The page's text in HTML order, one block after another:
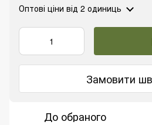
Оптові ціни від 2 одиниць
Замовити
До обраного